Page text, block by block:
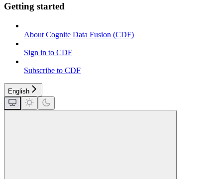
Getting started
About Cognite Data Fusion (CDF)
Sign in to CDF
Subscribe to CDF
English